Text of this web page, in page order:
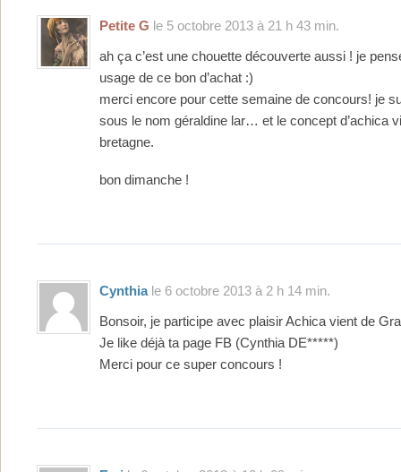
Petite G le 5 octobre 2013 à 21 h 43 min.
ah ça c’est une chouette découverte aussi ! je
usage de ce bon d’achat :)
merci encore pour cette semaine de concours! je
sous le nom géraldine lar… et le concept d’achica
bretagne.
bon dimanche !
Cynthiale 6 octobre 2013 à 2 h 14 min.
Bonsoir, je participe avec plaisir Achica vient de
Je like déjà ta page FB (Cynthia DE*****)
Merci pour ce super concours !